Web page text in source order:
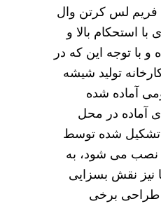
فریم لس کرتن وال
استحکام بالا و
و با توجه این که در
تولید شیشه
آماده شده
آماده در محل
تشکیل شده توسط
نصب می شود، به
نیز نقش بسزایی
طراحی برخی